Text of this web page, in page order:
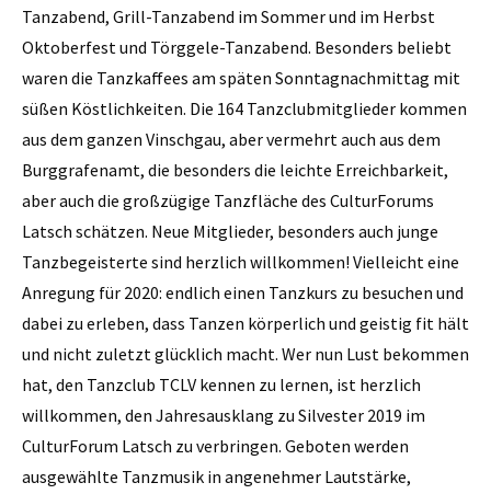
Tanzabend, Grill-Tanzabend im Sommer und im Herbst
Oktoberfest und Törggele-Tanzabend. Besonders beliebt
waren die Tanzkaffees am späten Sonntagnachmittag mit
süßen Köstlichkeiten. Die 164 Tanzclubmitglieder kommen
aus dem ganzen Vinschgau, aber vermehrt auch aus dem
Burggrafenamt, die besonders die leichte Erreichbarkeit,
aber auch die großzügige Tanzfläche des CulturForums
Latsch schätzen. Neue Mitglieder, besonders auch junge
Tanzbegeisterte sind herzlich willkommen! Vielleicht eine
Anregung für 2020: endlich einen Tanzkurs zu besuchen und
dabei zu erleben, dass Tanzen körperlich und geistig fit hält
und nicht zuletzt glücklich macht. Wer nun Lust bekommen
hat, den Tanzclub TCLV kennen zu lernen, ist herzlich
willkommen, den Jahresausklang zu Silvester 2019 im
CulturForum Latsch zu verbringen. Geboten werden
ausgewählte Tanzmusik in angenehmer Lautstärke,